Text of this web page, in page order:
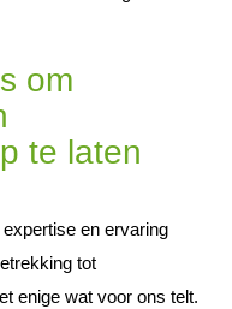
om
te laten
en ervaring
tot
enige wat voor ons telt.